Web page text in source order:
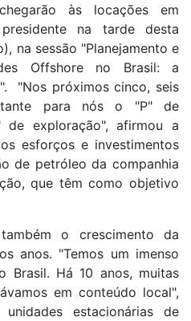
às locações em
na tarde desta
na sessão "Planejamento e
Offshore no Brasil: a
"Nos próximos cinco, seis
para nós o "P" de
exploração", afirmou a
esforços e investimentos
de petróleo da companhia
que têm como objetivo
o crescimento da
anos. "Temos um imenso
Brasil. Há 10 anos, muitas
em conteúdo local",
estacionárias de